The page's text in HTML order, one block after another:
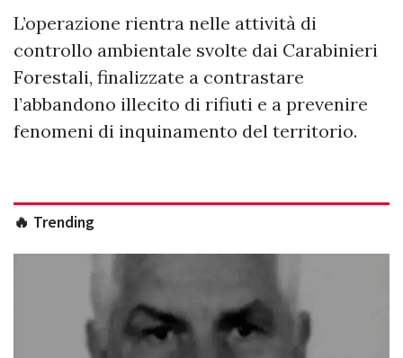
L’operazione rientra nelle attività di
controllo ambientale svolte dai Carabinieri
Forestali, finalizzate a contrastare
l’abbandono illecito di rifiuti e a prevenire
fenomeni di inquinamento del territorio.
🔥 Trending